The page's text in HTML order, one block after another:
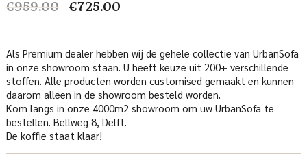
€959.00
Oorspronkelijke
was:
€959.00.
€725.00Huidige
is:
€725.00.
Als Premium dealer hebben wij de gehele collectie van UrbanSofa
in onze showroom staan. U heeft keuze uit 200+ verschillende
stoffen. Alle producten worden customised gemaakt en kunnen
daarom alleen in de showroom besteld worden.
Kom langs in onze 4000m2 showroom om uw UrbanSofa te
bestellen. Bellweg 8, Delft.
De koffie staat klaar!